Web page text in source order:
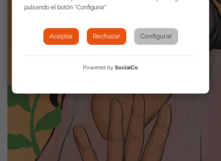
pulsando el botón "Configurar".
Aceptar Rechazar Configurar
Powered by SocialCo